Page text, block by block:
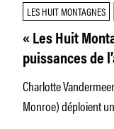
LES HUIT MONTAGNES
« Les Huit
puissances de
Charlotte
Monroe) déploient